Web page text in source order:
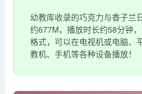
幼教库收录的巧克力与香子兰
约677M，播放时长约58分钟
格式，可以在电视机或电脑、
教机、手机等各种设备播放！